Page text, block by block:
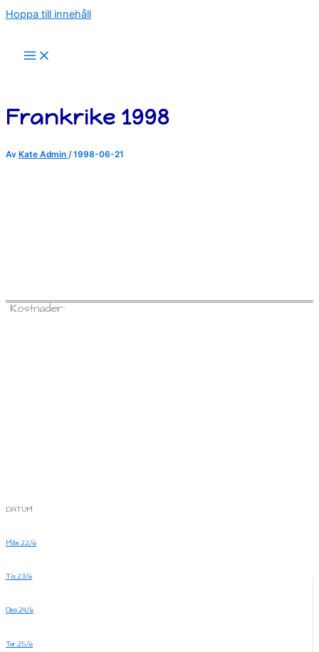
Hoppa till innehåll
Frankrike 1998
Av Kate Admin /1998-06-21
Kostnader:
DATUM
Mån 22/6
Tis 23/6
Ons 24/6
Tor 25/6